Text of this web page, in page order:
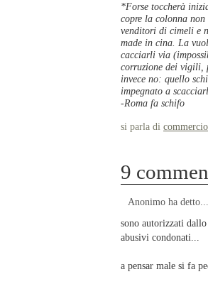
*Forse toccherà
copre la colonna
venditori di cimeli e
made in cina. La
cacciarli via
corruzione dei vigili,
invece no: quello
impegnato a
-Roma fa schifo
si parla di commercio
9
Anonimo ha detto...
sono autorizzati
abusivi condonati...
a pensar male si fa